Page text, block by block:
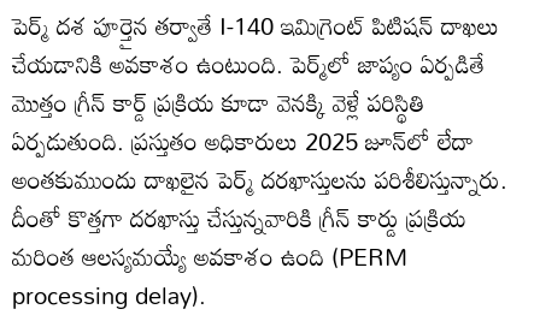
పెర్మ్ దశ పూర్తైన తర్వాతే I-140 ఇమిగ్రెంట్ పిటిషన్ దాఖలు
చేయడానికి అవకాశం ఉంటుంది. పెర్మ్‌లో జాప్యం ఏర్పడితే
మొత్తం గ్రీన్ కార్డ్ ప్రక్రియ కూడా వెనక్కి వెళ్లే పరిస్థితి
ఏర్పడుతుంది. ప్రస్తుతం అధికారులు 2025 జూన్‌లో లేదా
అంతకుముందు దాఖలైన పెర్మ్ దరఖాస్తులను పరిశీలిస్తున్నారు.
దీంతో కొత్తగా దరఖాస్తు చేస్తున్నవారికి గ్రీన్ కార్డు ప్రక్రియ
మరింత ఆలస్యమయ్యే అవకాశం ఉంది (PERM
processing delay).